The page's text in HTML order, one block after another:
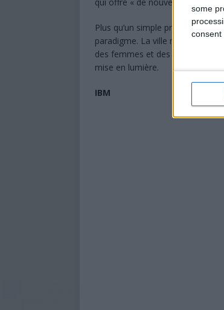
some
consent
Plus qu’un simple programme
paradigme. La ville ne veut plus
des femmes et des hommes de
mise en lumière.
IBM